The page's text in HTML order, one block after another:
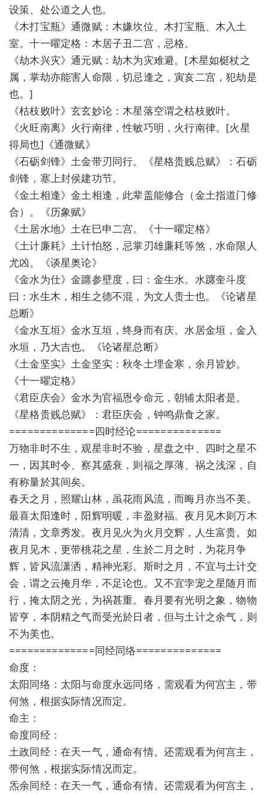
设策、处公道之人也。
《木打宝瓶》通微赋：木嫌坎位、木打宝瓶、木入土
室。十一曜定格：木居子丑二宫，忌格。
《劫木兴灾》通元赋：劫木为灾难避。[木星如梃杖之
属，掌劫亦能害人命限，切忌逢之，寅亥二宫，犯劫是
也。]
《枯枝败叶》玄玄妙论：木星落空谓之枯枝败叶。
《火旺南离》火行南律，性敏巧明，火行南律。[火星
得局也]《通微赋》
《石砺剑锋》土金带刃同行。《星格贵贱总赋》：石砺
剑锋，塞上封侯建功节。
《金土相逢》金土相逢，此辈盖能修合（金土指道门修
合）。《历象赋》
《土居水地》土在巳申二宫。《十一曜定格》
《土计廉耗》土计怕怒，忌掌刃雄廉耗等煞，水命限人
尤凶。《谈星奥论》
《金水为仕》金躔参壁度，曰：金生水。水躔奎斗度
曰：水生木，相生之德不混，为文人贵士也。《论诸星
总断》
《金水互垣》金水互垣，终身而有庆。水居金垣，金入
水垣，乃大吉也。《论诸星总断》
《土金坚实》土金坚实：秋冬土埋金寒，余月皆妙。
《十一曜定格》
《君臣庆会》金水为官福恩令命元，朝辅太阳者是。
《星格贵贱总赋》：君臣庆会，钟鸣鼎食之家。
==============四时经论==============
万物非时不生，观星非时不验，星盘之中、四时之星不
一，因其时令、察其盛衰，则福之厚薄、祸之浅深，自
有称量於其间矣。
春天之月，照耀山林，虽花雨风流，而晦月亦当不美。
最喜太阳逢时，阳辉明暖，丰盈财福。夜月见木则万木
清清，文章秀发。夜月见火为火月交辉，人生富贵。如
夜月见木，更带桃花之星，生於二月之时，为花月争
辉，皆风流潇洒，精神光彩。斯时之月，不宜与土计交
会，谓之云掩月华，不足论也。又不宜孛宠之星随月而
行，掩太阴之光，为祸甚重。春月要有光明之象，物物
皆亨，本阴精之气而受光於日者，但与土计之余气，则
不为美也。
==============同经同络==============
命度：
太阳同络：太阳与命度永远同络，需观看为何宫主，带
何煞，根据实际情况而定。
命主：
命度同经：
土政同经：在天一气，通命有情。还需观看为何宫主，
带何煞，根据实际情况而定。
炁余同经：在天一气，通命有情。还需观看为何宫主，